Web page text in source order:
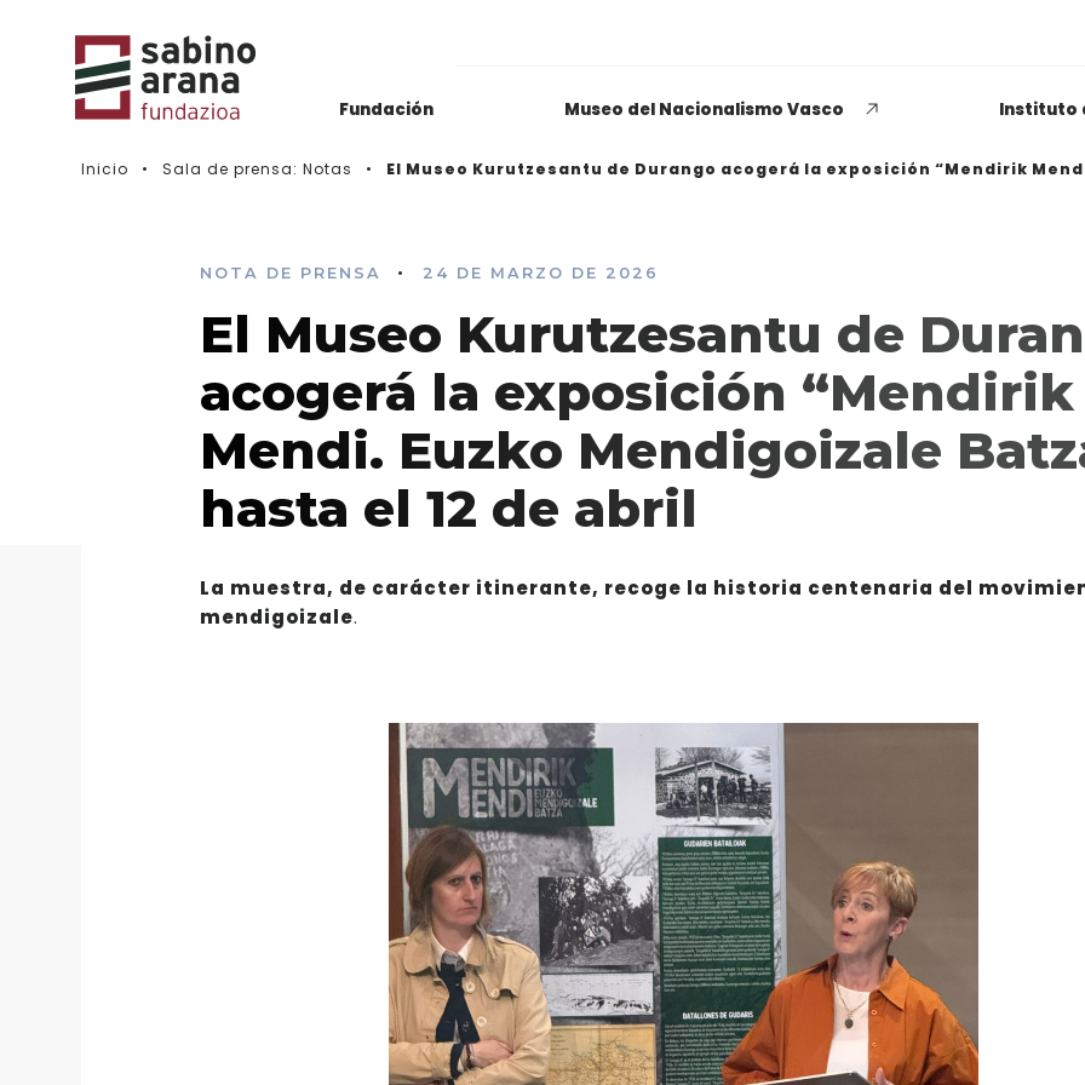
Fundación Museo del Nacionalismo Vasco Instituto
Biblioteca & Hemeroteca
Histórico de convocatorias
Opiniones dispares
respecto a lo que significa
ser político o política
LEER MÁS
Inicio Sala de prensa: Notas El Museo Kurutzesantu de Durango acogerá la exposición “Mendirik
NOTA DE PRENSA • 24 DE MARZO DE 2026
El Museo Kurutzesantu de
acogerá la exposición “Mendirik
Mendi. Euzko Mendigoizale
hasta el 12 de abril
La muestra, de carácter itinerante, recoge la historia centenaria del
mendigoizale.